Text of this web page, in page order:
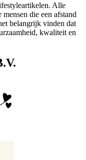
Alle
die een afstand
belangrijk vinden dat
kwaliteit en